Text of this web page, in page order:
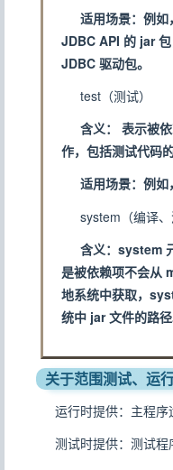
适用场景：例
JDBC API 的 jar
JDBC 驱动包。
test（测试）
含义： 表示被
作，包括测试代码
适用场景：例如
system（编译、
含义：system
是被依赖项不会从
地系统中获取，
统中 jar 文件的路径
关于范围测试、运
运行时提供：主程
测试时提供：测试